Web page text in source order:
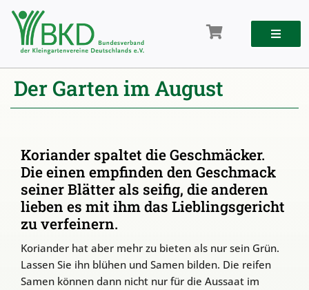
Zum
Inhalt
springen
Der Garten im August
Koriander spaltet die Geschmäcker.
Die einen empfinden den Geschmack
seiner Blätter als seifig, die anderen
lieben es mit ihm das Lieblingsgericht
zu verfeinern.
Koriander hat aber mehr zu bieten als nur sein Grün.
Lassen Sie ihn blühen und Samen bilden. Die reifen
Samen können dann nicht nur für die Aussaat im